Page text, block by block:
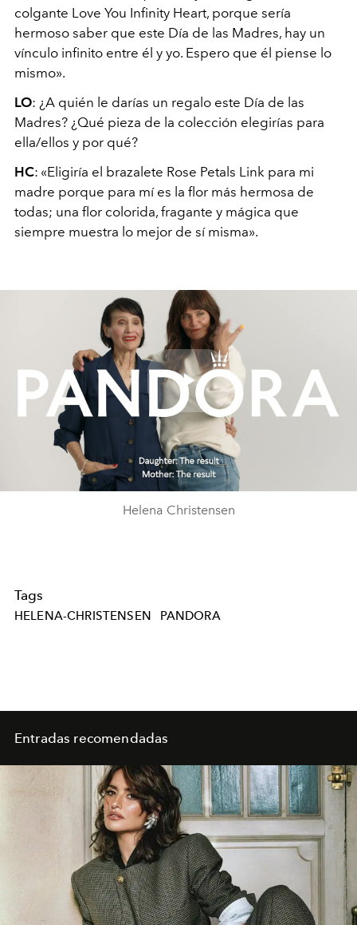
colgante Love You Infinity Heart, porque sería
hermoso saber que este Día de las Madres, hay un
vínculo infinito entre él y yo. Espero que él piense lo
mismo».
LO: ¿A quién le darías un regalo este Día de las
Madres? ¿Qué pieza de la colección elegirías para
ella/ellos y por qué?
HC: «Eligiría el brazalete Rose Petals Link para mi
madre porque para mí es la flor más hermosa de
todas; una flor colorida, fragante y mágica que
siempre muestra lo mejor de sí misma».
Play
Video
Helena Christensen
Tags
HELENA-CHRISTENSEN PANDORA
Entradas recomendadas